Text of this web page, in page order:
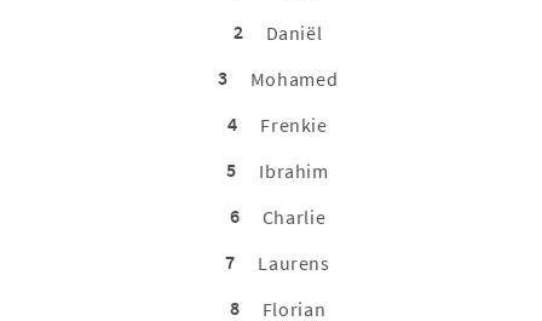
2
Daniël
3
Mohamed
4
Frenkie
5
Ibrahim
6
Charlie
7
Laurens
8
Florian